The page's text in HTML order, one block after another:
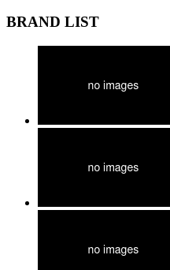
BRAND LIST